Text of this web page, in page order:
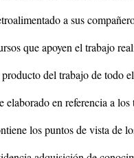
a sus
que apoyen el trabajo
del trabajo de todo
elaborado en referencia a los
los puntos de vista de